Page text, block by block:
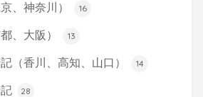
、神奈川） 16
、大阪） 13
（香川、高知、山口） 14
28